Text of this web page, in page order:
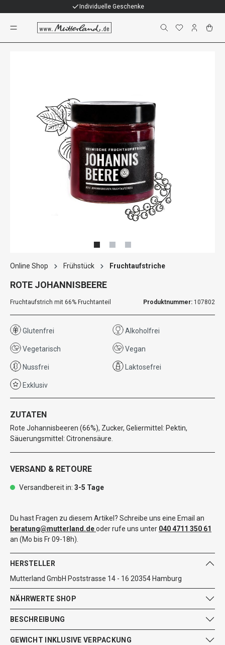
Individuelle Geschenke
Online Shop Frühstück Fruchtaufstriche
ROTE JOHANNISBEERE
Fruchtaufstrich mit 66% Fruchtanteil Produktnummer: 107802
Glutenfrei Alkoholfrei
Vegetarisch Vegan
Nussfrei Laktosefrei
Exklusiv
ZUTATEN
Rote Johannisbeeren (66%), Zucker, Geliermittel: Pektin,
Säuerungsmittel: Citronensäure.
VERSAND & RETOURE
Versandbereit in: 3-5 Tage
Du hast Fragen zu diesem Artikel? Schreibe uns eine Email an
beratung@mutterland.deoder rufe uns unter 040 4711 350 61
an (Mo bis Fr 09-18h).
HERSTELLER
Mutterland GmbH Poststrasse 14 - 16 20354 Hamburg
NÄHRWERTE SHOP
BESCHREIBUNG
GEWICHT INKLUSIVE VERPACKUNG